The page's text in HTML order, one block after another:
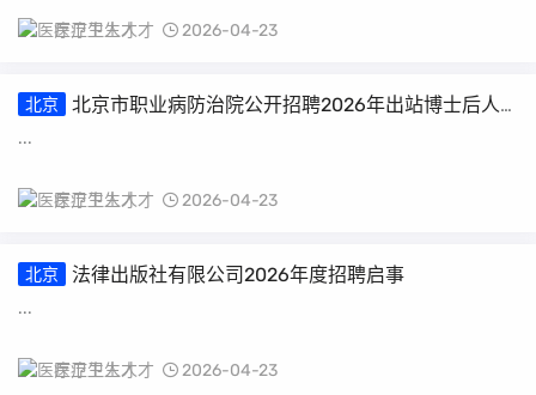
医疗卫生人才 2026-04-23
北京
北京市职业病防治院公开招聘2026年出站博士后人
...
医疗卫生人才 2026-04-23
北京 法律出版社有限公司2026年度招聘启事
...
医疗卫生人才 2026-04-23